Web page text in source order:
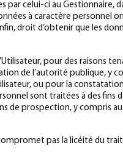
par celui-ci au Gestionnaire,
à caractère personnel
droit d’obtenir que les
pour des raisons
de l’autorité publique, y
ou pour la
sont traitées à des fins
de prospection, y compris
pas la licéité du